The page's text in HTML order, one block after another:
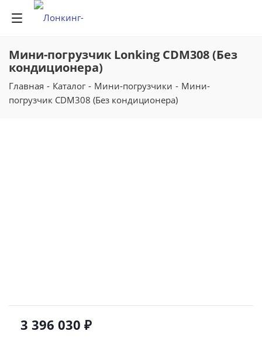
Мини-погрузчик Lonking CDM308 (Без
кондиционера)
Главная - Каталог - Мини-погрузчики - Мини-
погрузчик CDM308 (Без кондиционера)
3 396 030 ₽